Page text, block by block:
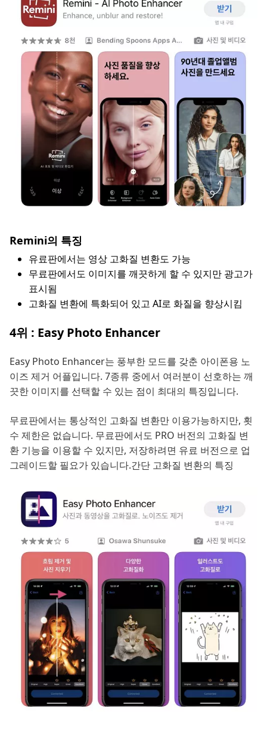
Remini의 특징
유료판에서는 영상 고화질 변환도 가능
무료판에서도 이미지를 깨끗하게 할 수 있지만 광고가
표시됨
고화질 변환에 특화되어 있고 AI로 화질을 향상시킴
4위 : Easy Photo Enhancer
Easy Photo Enhancer는 풍부한 모드를 갖춘 아이폰용 노
이즈 제거 어플입니다. 7종류 중에서 여러분이 선호하는 깨
끗한 이미지를 선택할 수 있는 점이 최대의 특징입니다.
무료판에서는 통상적인 고화질 변환만 이용가능하지만, 횟
수 제한은 없습니다. 무료판에서도 PRO 버전의 고화질 변
환 기능을 이용할 수 있지만, 저장하려면 유료 버전으로 업
그레이드할 필요가 있습니다.간단 고화질 변환의 특징